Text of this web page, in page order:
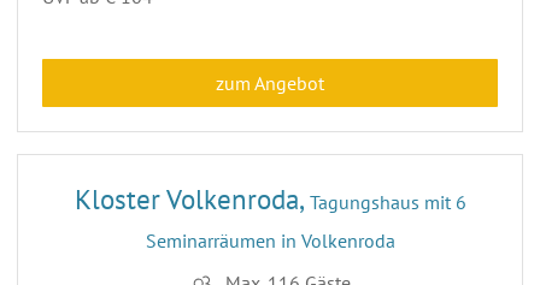
zum Angebot
9
Kloster Volkenroda, Tagungshaus mit 6
Seminarräumen in Volkenroda